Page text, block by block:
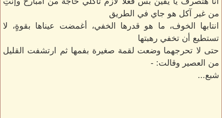
من غير آكل هو جاي في الطريق
انتابها الخوف، ما هو قدرها الخفي، أغمضت عيناها بقوةٍ، لا
تستطيع أن تخفي رهبتها
حتى لا تحرجهما وضعت لقمة صغيرة بفمها ثم ارتشفت القليل
من العصير وقالت: -
شبع...